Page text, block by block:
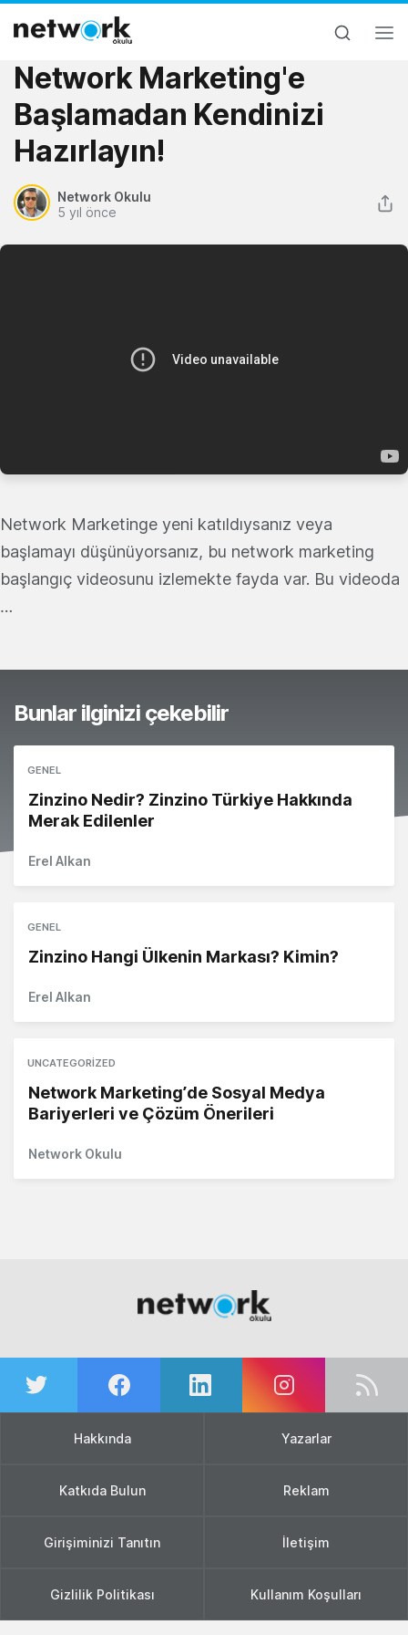
Network Marketing'e
Başlamadan Kendinizi
Hazırlayın!
Network Okulu
5 yıl önce
Network Marketinge yeni katıldıysanız veya
başlamayı düşünüyorsanız, bu network marketing
başlangıç videosunu izlemekte fayda var. Bu videoda
…
Bunlar ilginizi çekebilir
GENEL
Zinzino Nedir? Zinzino Türkiye Hakkında
Merak Edilenler
Erel Alkan
GENEL
Zinzino Hangi Ülkenin Markası? Kimin?
Erel Alkan
UNCATEGORIZED
Network Marketing’de Sosyal Medya
Bariyerleri ve Çözüm Önerileri
Network Okulu
Hakkında Yazarlar
Katkıda Bulun Reklam
Girişiminizi Tanıtın İletişim
Gizlilik Politikası Kullanım Koşulları